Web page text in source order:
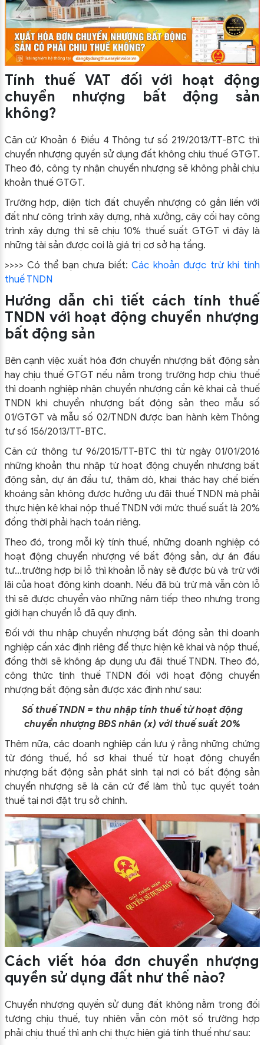
Tính thuế VAT đối với hoạt động
chuyển nhượng bất động sản
không?
Căn cứ Khoản 6 Điều 4 Thông tư số 219/2013/TT-BTC thì
chuyển nhượng quyền sử dụng đất không chiu thuế GTGT.
Theo đó, công ty nhận chuyển nhượng sẽ không phải chịu
khoản thuế GTGT.
Trường hợp, diện tích đất chuyển nhượng có gắn liền với
đất như công trình xây dựng, nhà xưởng, cây cối hay công
trình xây dựng thì sẽ chịu 10% thuế suất GTGT vì đây là
những tài sản được coi là giá trị cơ sở hạ tầng.
>>>> Có thể bạn chưa biết:Các khoản được trừ khi tính
thuế TNDN
Hướng dẫn chi tiết cách tính thuế
TNDN với hoạt động chuyển nhượng
bất động sản
Bên cạnh việc xuất hóa đơn chuyển nhượng bất động sản
hay chịu thuế GTGT nếu nằm trong trường hợp chịu thuế
thì doanh nghiệp nhận chuyển nhượng cần kê khai cả thuế
TNDN khi chuyển nhượng bất động sản theo mẫu số
01/GTGT và mẫu số 02/TNDN được ban hành kèm Thông
tư số 156/2013/TT-BTC.
Căn cứ thông tư 96/2015/TT-BTC thì từ ngày 01/01/2016
những khoản thu nhập từ hoạt động chuyển nhượng bất
động sản, dự án đầu tư, thăm dò, khai thác hay chế biến
khoáng sản không được hưởng ưu đãi thuế TNDN mà phải
thực hiện kê khai nộp thuế TNDN với mức thuế suất là 20%
đồng thời phải hạch toán riêng.
Theo đó, trong mỗi kỳ tính thuế, những doanh nghiệp có
hoạt động chuyển nhượng về bất động sản, dự án đầu
tư…trường hợp bị lỗ thì khoản lỗ này sẽ được bù và trừ với
lãi của hoạt động kinh doanh. Nếu đã bù trừ mà vẫn còn lỗ
thì sẽ được chuyển vào những năm tiếp theo nhưng trong
giới hạn chuyển lỗ đã quy định.
Đối với thu nhập chuyển nhượng bất động sản thì doanh
nghiệp cần xác định riêng để thực hiện kê khai và nộp thuế,
đồng thời sẽ không áp dụng ưu đãi thuế TNDN. Theo đó,
công thức tính thuế TNDN đối với hoạt động chuyển
nhượng bất động sản được xác định như sau:
Số thuế TNDN = thu nhập tính thuế từ hoạt động
chuyển nhượng BĐS nhân (x) với thuế suất 20%
Thêm nữa, các doanh nghiệp cần lưu ý rằng những chứng
từ đóng thuế, hồ sơ khai thuế từ hoạt động chuyển
nhượng bất động sản phát sinh tại nơi có bất động sản
chuyển nhượng sẽ là căn cứ để làm thủ tục quyết toán
thuế tại nơi đặt trụ sở chính.
Cách viết hóa đơn chuyển nhượng
quyền sử dụng đất như thế nào?
Chuyển nhượng quyền sử dụng đất không nằm trong đối
tượng chịu thuế, tuy nhiên vẫn còn một số trường hợp
phải chịu thuế thì anh chị thực hiện giá tính thuế như sau: